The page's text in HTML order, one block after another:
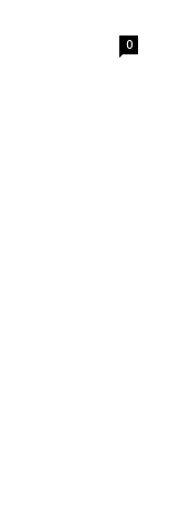
0